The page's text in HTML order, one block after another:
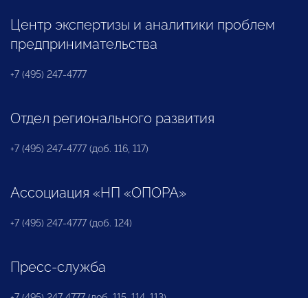
Центр экспертизы и аналитики проблем
предпринимательства
+7 (495) 247-4777
Отдел регионального развития
+7 (495) 247-4777 (доб. 116, 117)
Ассоциация «НП «ОПОРА»
+7 (495) 247-4777 (доб. 124)
Пресс-служба